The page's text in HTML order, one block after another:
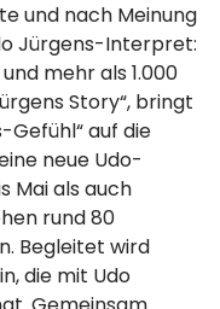
und nach Meinung
Jürgens-Interpret:
mehr als 1.000
Story“, bringt
Gefühl“ auf die
neue Udo-
Mai als auch
rund 80
Begleitet wird
die mit Udo